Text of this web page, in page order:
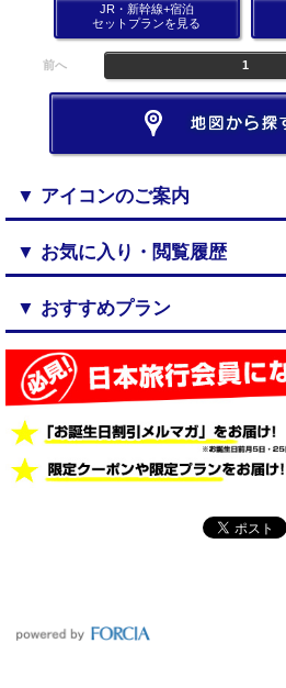
JR・新幹線+宿泊
セットプランを見る
前へ 1
▼ アイコンのご案内
▼ お気に入り・閲覧履歴
▼ おすすめプラン